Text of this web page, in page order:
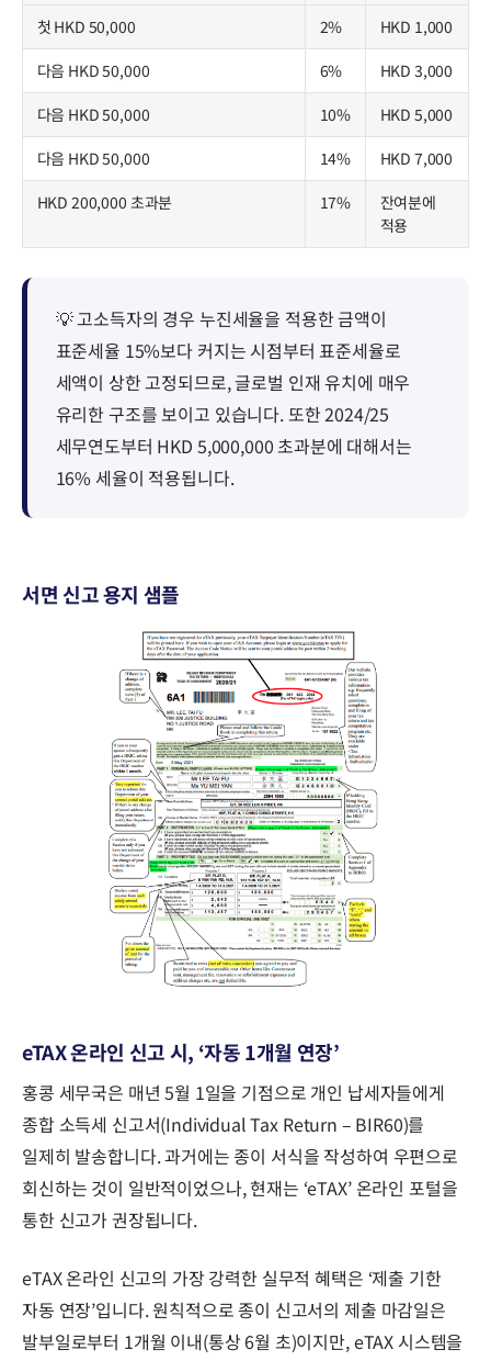
첫 HKD 50,000
2%
HKD 1,000
다음 HKD 50,000
6%
HKD 3,000
다음 HKD 50,000
10%
HKD 5,000
다음 HKD 50,000
14%
HKD 7,000
HKD 200,000 초과분
17%
잔여분에
적용
💡 고소득자의 경우 누진세율을 적용한 금액이
표준세율 15%보다 커지는 시점부터 표준세율로
세액이 상한 고정되므로, 글로벌 인재 유치에 매우
유리한 구조를 보이고 있습니다. 또한 2024/25
세무연도부터 HKD 5,000,000 초과분에 대해서는
16% 세율이 적용됩니다.
서면 신고 용지 샘플
eTAX 온라인 신고 시, ‘자동 1개월 연장’
홍콩 세무국은 매년 5월 1일을 기점으로 개인 납세자들에게
종합 소득세 신고서(Individual Tax Return – BIR60)를
일제히 발송합니다. 과거에는 종이 서식을 작성하여 우편으로
회신하는 것이 일반적이었으나, 현재는 ‘eTAX’ 온라인 포털을
통한 신고가 권장됩니다.
eTAX 온라인 신고의 가장 강력한 실무적 혜택은 ‘제출 기한
자동 연장’입니다. 원칙적으로 종이 신고서의 제출 마감일은
발부일로부터 1개월 이내(통상 6월 초)이지만, eTAX 시스템을